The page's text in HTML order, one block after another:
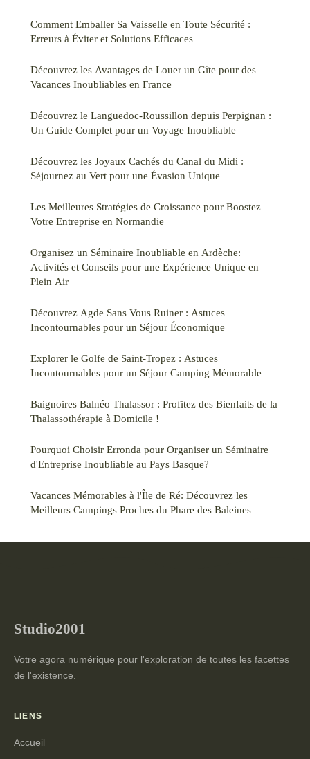
Comment Emballer Sa Vaisselle en Toute Sécurité :
Erreurs à Éviter et Solutions Efficaces
Découvrez les Avantages de Louer un Gîte pour des
Vacances Inoubliables en France
Découvrez le Languedoc-Roussillon depuis Perpignan :
Un Guide Complet pour un Voyage Inoubliable
Découvrez les Joyaux Cachés du Canal du Midi :
Séjournez au Vert pour une Évasion Unique
Les Meilleures Stratégies de Croissance pour Boostez
Votre Entreprise en Normandie
Organisez un Séminaire Inoubliable en Ardèche:
Activités et Conseils pour une Expérience Unique en
Plein Air
Découvrez Agde Sans Vous Ruiner : Astuces
Incontournables pour un Séjour Économique
Explorer le Golfe de Saint-Tropez : Astuces
Incontournables pour un Séjour Camping Mémorable
Baignoires Balnéo Thalassor : Profitez des Bienfaits de la
Thalassothérapie à Domicile !
Pourquoi Choisir Erronda pour Organiser un Séminaire
d'Entreprise Inoubliable au Pays Basque?
Vacances Mémorables à l'Île de Ré: Découvrez les
Meilleurs Campings Proches du Phare des Baleines
Studio2001
Votre agora numérique pour l'exploration de toutes les facettes
de l'existence.
LIENS
Accueil